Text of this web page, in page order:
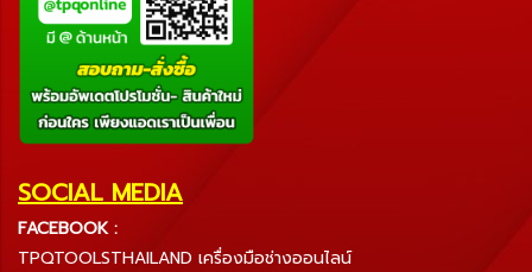
SOCIAL MEDIA
FACEBOOK :
TPQTOOLSTHAILAND เครื่องมือช่างออนไลน์